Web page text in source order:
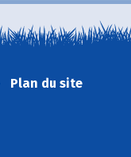
Plan du site